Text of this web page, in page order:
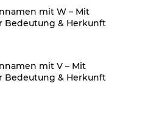
mit W – Mit
Bedeutung & Herkunft
mit V – Mit
Bedeutung & Herkunft